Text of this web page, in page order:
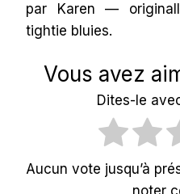
par Karen —
tightie bluies.
Vous avez
Dites-le
Aucun vote jusqu’à